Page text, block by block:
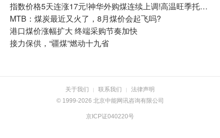
指数价格5天连涨17元!神华外购煤连续上调!高温旺季托举，动力煤震荡走强
MTB：煤炭最近又火了，8月煤价会起飞吗?
港口煤价涨幅扩大 终端采购节奏加快
接力保供，“疆煤”燃动十九省
关于我们 | 联系我们 |
法律声明
© 1999-2026 北京中能网讯咨询有限公司
京ICP证040220号